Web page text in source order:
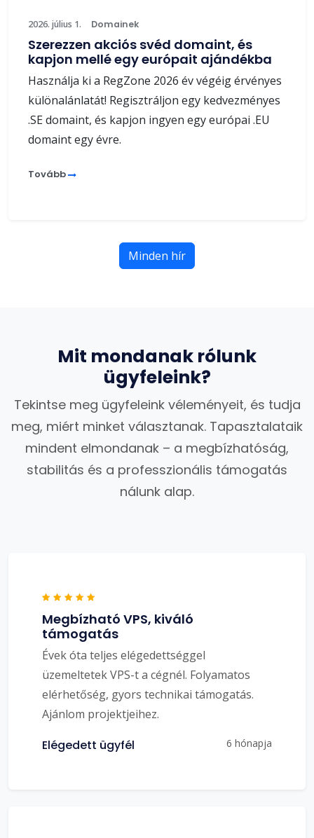
2026. július 1. Domainek
Szerezzen akciós svéd domaint, és
kapjon mellé egy európait ajándékba
Használja ki a RegZone 2026 év végéig érvényes
különalánlatát! Regisztráljon egy kedvezményes
.SE domaint, és kapjon ingyen egy európai .EU
domaint egy évre.
Tovább
Minden hír
Mit mondanak rólunk
ügyfeleink?
Tekintse meg ügyfeleink véleményeit, és tudja
meg, miért minket választanak. Tapasztalataik
mindent elmondanak – a megbízhatóság,
stabilitás és a professzionális támogatás
nálunk alap.
Megbízható VPS, kiváló
támogatás
Évek óta teljes elégedettséggel
üzemeltetek VPS-t a cégnél. Folyamatos
elérhetőség, gyors technikai támogatás.
Ajánlom projektjeihez.
Elégedett ügyfél 6 hónapja